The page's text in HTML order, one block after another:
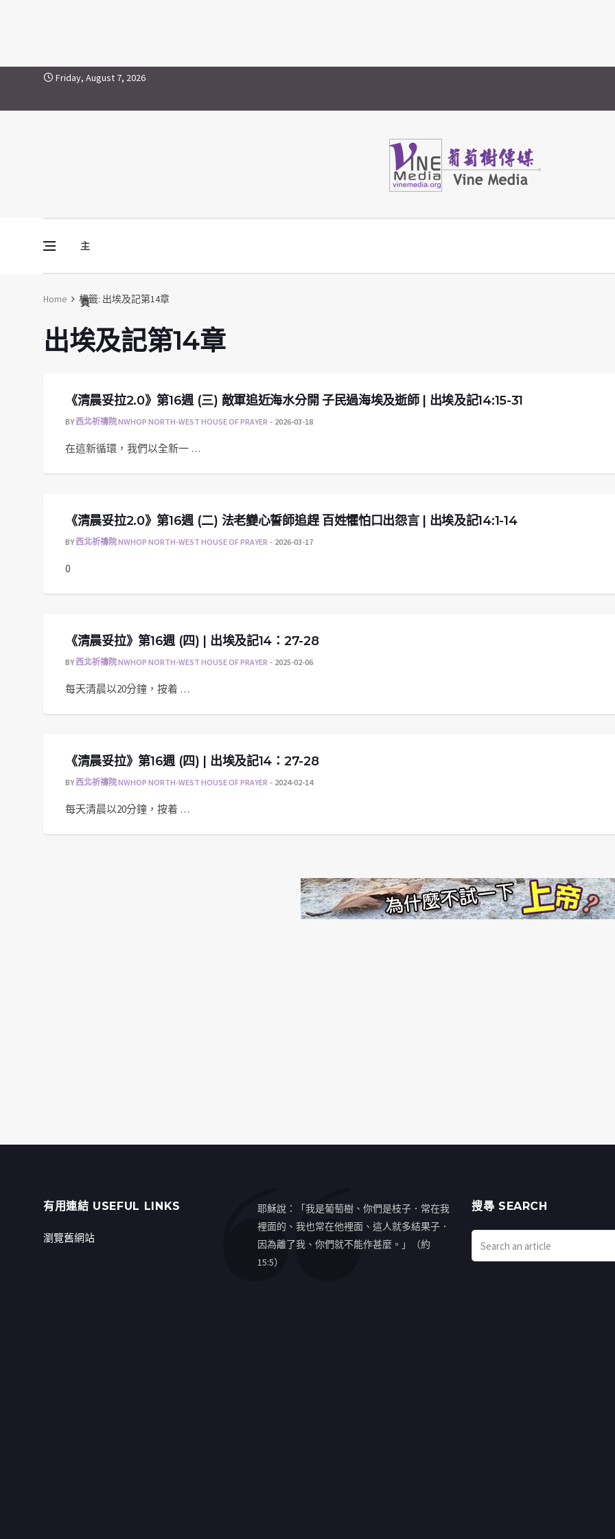
Skip to content
出埃及記第14章
Friday, August 7, 2026
主
頁
Vine Media
葡萄樹傳媒
Home 標籤: 出埃及記第14章
出埃及記第14章
《清晨妥拉2.0》第16週 (三) 敵軍追近海水分開 子民過海埃及逝師 | 出埃及記14:15-31
BY西北祈禱院 NWHOP NORTH-WEST HOUSE OF PRAYER 2026-03-18
在這新循環，我們以全新一 …
《清晨妥拉2.0》第16週 (二) 法老變心誓師追趕 百姓懼怕口出怨言 | 出埃及記14:1-14
BY西北祈禱院 NWHOP NORTH-WEST HOUSE OF PRAYER 2026-03-17
0
《清晨妥拉》第16週 (四) | 出埃及記14：27-28
BY西北祈禱院 NWHOP NORTH-WEST HOUSE OF PRAYER 2025-02-06
每天清晨以20分鐘，按着 …
《清晨妥拉》第16週 (四) | 出埃及記14：27-28
BY西北祈禱院 NWHOP NORTH-WEST HOUSE OF PRAYER 2024-02-14
每天清晨以20分鐘，按着 …
有用連結 USEFUL LINKS
瀏覽舊網站
耶穌說：「我是葡萄樹、你們是枝子．常在我
裡面的、我也常在他裡面、這人就多結果子．
因為離了我、你們就不能作甚麼。」（約
15:5）
搜㝷 SEARCH